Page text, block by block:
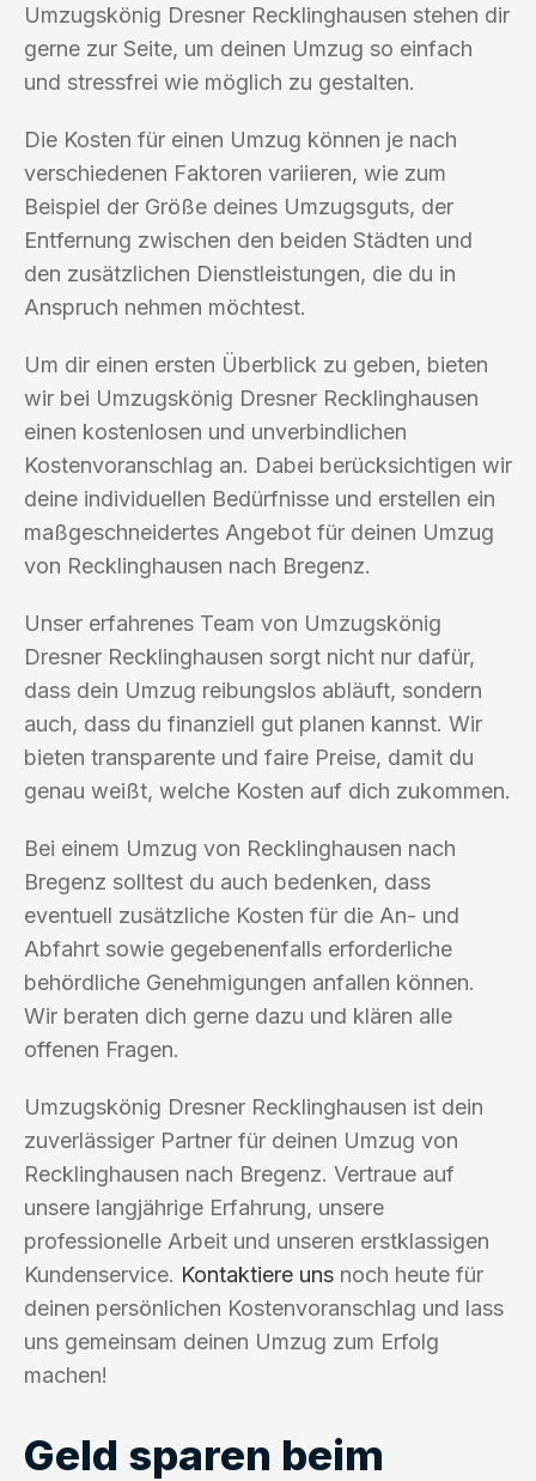
Umzugskönig Dresner Recklinghausen stehen dir
gerne zur Seite, um deinen Umzug so einfach
und stressfrei wie möglich zu gestalten.
Die Kosten für einen Umzug können je nach
verschiedenen Faktoren variieren, wie zum
Beispiel der Größe deines Umzugsguts, der
Entfernung zwischen den beiden Städten und
den zusätzlichen Dienstleistungen, die du in
Anspruch nehmen möchtest.
Um dir einen ersten Überblick zu geben, bieten
wir bei Umzugskönig Dresner Recklinghausen
einen kostenlosen und unverbindlichen
Kostenvoranschlag an. Dabei berücksichtigen wir
deine individuellen Bedürfnisse und erstellen ein
maßgeschneidertes Angebot für deinen Umzug
von Recklinghausen nach Bregenz.
Unser erfahrenes Team von Umzugskönig
Dresner Recklinghausen sorgt nicht nur dafür,
dass dein Umzug reibungslos abläuft, sondern
auch, dass du finanziell gut planen kannst. Wir
bieten transparente und faire Preise, damit du
genau weißt, welche Kosten auf dich zukommen.
Bei einem Umzug von Recklinghausen nach
Bregenz solltest du auch bedenken, dass
eventuell zusätzliche Kosten für die An- und
Abfahrt sowie gegebenenfalls erforderliche
behördliche Genehmigungen anfallen können.
Wir beraten dich gerne dazu und klären alle
offenen Fragen.
Umzugskönig Dresner Recklinghausen ist dein
zuverlässiger Partner für deinen Umzug von
Recklinghausen nach Bregenz. Vertraue auf
unsere langjährige Erfahrung, unsere
professionelle Arbeit und unseren erstklassigen
Kundenservice. Kontaktiere uns noch heute für
deinen persönlichen Kostenvoranschlag und lass
uns gemeinsam deinen Umzug zum Erfolg
machen!
Geld sparen beim